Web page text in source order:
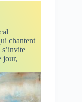
chantent
jour,